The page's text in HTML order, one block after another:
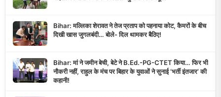
Bihar: मल्लिका शेरावत ने तेज प्रताप को पहनाया कोट, कैमरों के बीच
दिखी खास जुगलबंदी… बोले- दिल थामकर बैठिए!
Bihar: मां ने जमीन बेची, बेटे ने B.Ed.-PG-CTET किया… फिर भी
नौकरी नहीं, राहुल के मंच पर बिहार के युवाओं ने सुनाई ‘भर्ती इंतजार’ की
कहानी!